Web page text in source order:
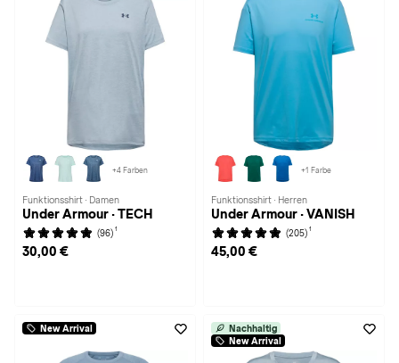
+4 Farben
Funktionsshirt · Damen
Under Armour · TECH
(96) 1
30,00 €
+1 Farbe
Funktionsshirt · Herren
Under Armour · VANISH
(205) 1
45,00 €
New Arrival
Nachhaltig
New Arrival